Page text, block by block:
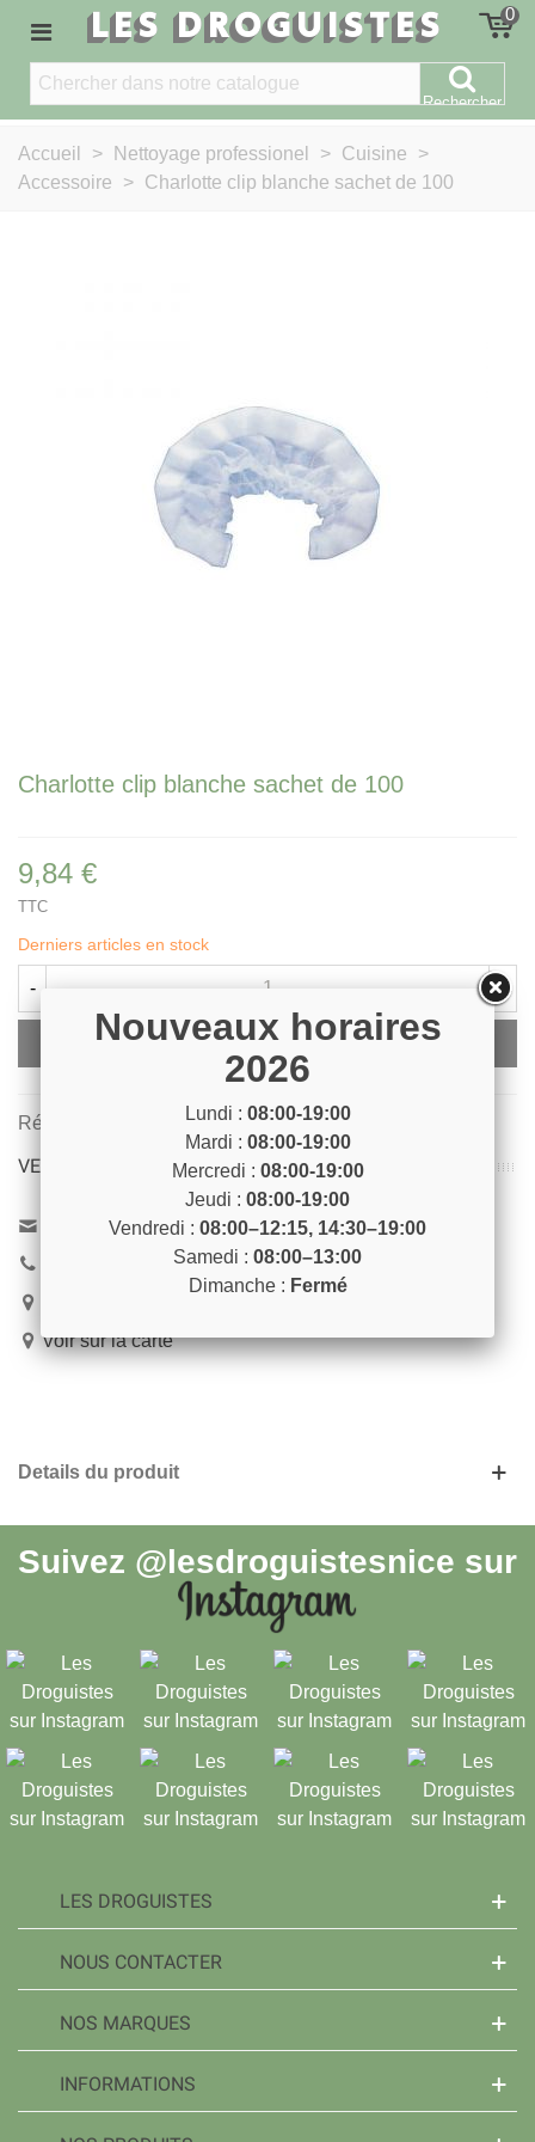
LES DROGUISTES 0
Rechercher
Accueil > Nettoyage professionel > Cuisine
>
Accessoire
> Charlotte clip blanche sachet de 100
Charlotte clip blanche sachet de 100
9,84 €
TTC
Derniers articles en stock
- +
Ajouter Au Panier
Référence: CHARLOT1
VENEZ NOUS RENCONTRER !
Contactez-nous
Voir sur la carte
Details du produit
Suivez @lesdroguistesnice sur
LES DROGUISTES
NOUS CONTACTER
NOS MARQUES
INFORMATIONS
Nouveaux horaires
2026
Lundi : 08:00-19:00
Mardi : 08:00-19:00
Mercredi : 08:00-19:00
Jeudi : 08:00-19:00
Vendredi : 08:00–12:15, 14:30–19:00
Samedi : 08:00–13:00
Dimanche : Fermé